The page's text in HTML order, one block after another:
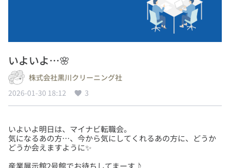
いよいよ…🌸
株式会社黒川クリーニング社
2026-01-30 18:12
3
いよいよ明日は、マイナビ転職会。
気になるあの方…、今から気にしてくれるあの方に、どうか